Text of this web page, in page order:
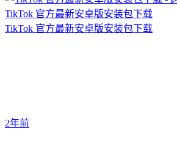
TikTok 官方最新安卓版安装包下载
TikTok 官方最新安卓版安装包下载
2年前